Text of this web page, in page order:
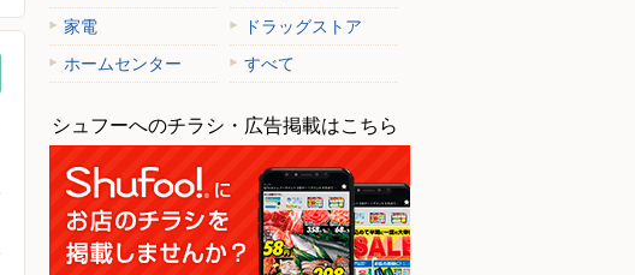
家電
ドラッグストア
ホームセンター
すべて
シュフーへのチラシ・広告掲載はこちら